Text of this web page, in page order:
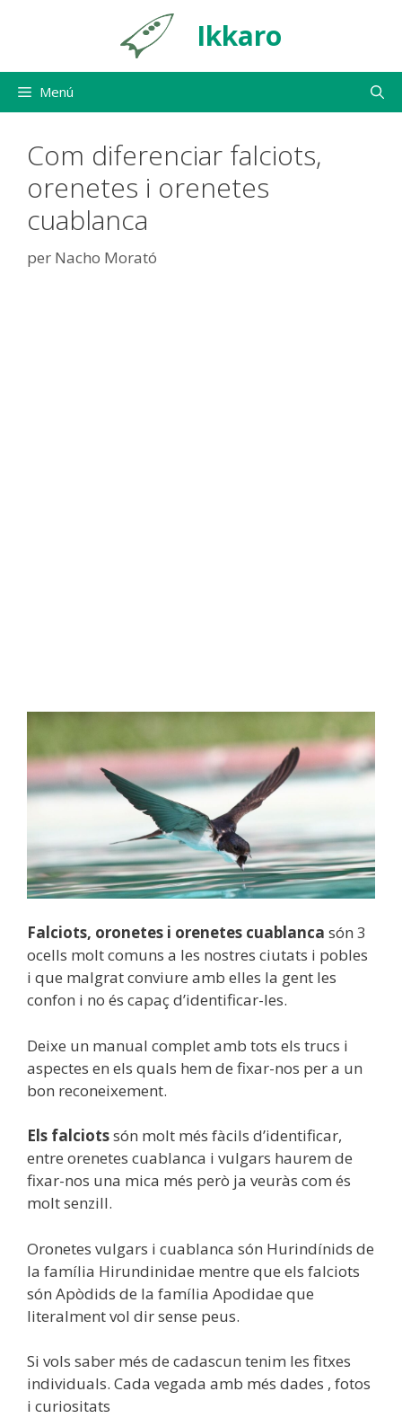
Ikkaro
Menú
Com diferenciar falciots,
orenetes i orenetes
cuablanca
per Nacho Morató
Falciots, oronetes i orenetes cuablanca són 3
ocells molt comuns a les nostres ciutats i pobles
i que malgrat conviure amb elles la gent les
confon i no és capaç d’identificar-les.
Deixe un manual complet amb tots els trucs i
aspectes en els quals hem de fixar-nos per a un
bon reconeixement.
Els falciotssón molt més fàcils d’identificar,
entre orenetes cuablanca i vulgars haurem de
fixar-nos una mica més però ja veuràs com és
molt senzill.
Oronetes vulgars i cuablanca són Hurindínids de
la família Hirundinidae mentre que els falciots
són Apòdids de la família Apodidae que
literalment vol dir sense peus.
Si vols saber més de cadascun tenim les fitxes
individuals. Cada vegada amb més dades , fotos
i curiositats